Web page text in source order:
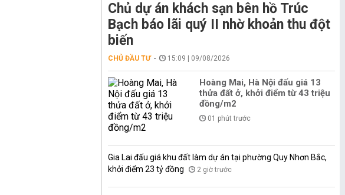
Chủ dự án khách sạn bên hồ Trúc
Bạch báo lãi quý II nhờ khoản thu đột
biến
CHỦ ĐẦU TƯ 15:09 | 09/08/2026
Hoàng Mai, Hà Nội đấu giá 13
thửa đất ở, khởi điểm từ 43 triệu
đồng/m2
01 phút trước
Gia Lai đấu giá khu đất làm dự án tại phường Quy Nhơn Bắc,
khởi điểm 23 tỷ đồng
2 giờ trước